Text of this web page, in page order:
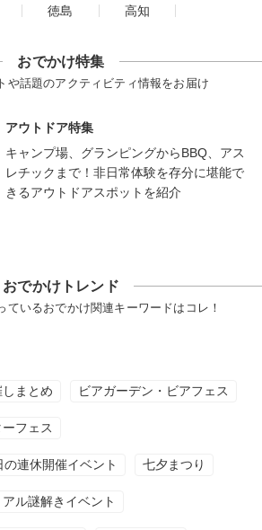
徳島 高知
おでかけ特集
や話題のアクティビティ情報をお届け
アウトドア特集
キャンプ場、グランピングからBBQ、アス
レチックまで！非日常体験を存分に堪能で
きるアウトドアスポットを紹介
おでかけトレンド
ているおでかけ関連キーワードはコレ！
まとめ ビアガーデン・ビアフェス
フェス
連休開催イベント 七夕まつり
アル謎解きイベント